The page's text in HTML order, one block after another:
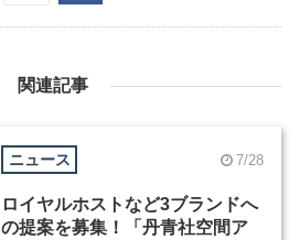
関連記事
ニュース 7/28
ロイヤルホストなど3ブランドへ
の提案を募集！「丹青社空間ア